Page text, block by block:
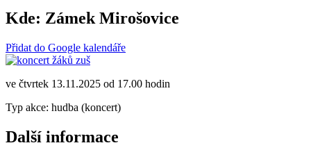
Kde: Zámek Mirošovice
Přidat do Google kalendáře
ve čtvrtek 13.11.2025 od 17.00 hodin
Typ akce: hudba (koncert)
Další informace